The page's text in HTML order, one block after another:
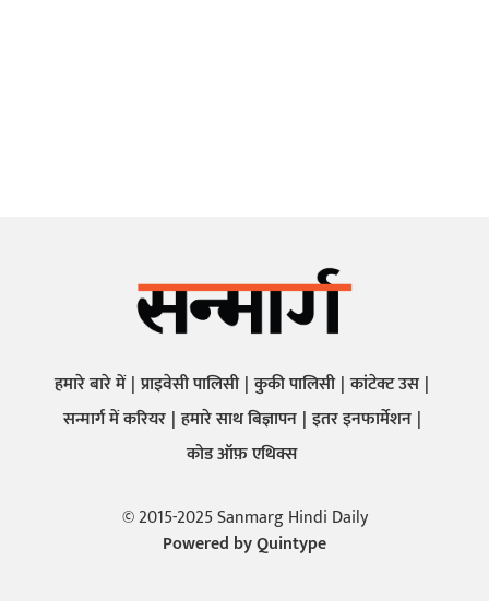
हमारे बारे में प्राइवेसी पालिसी कुकी पालिसी कांटेक्ट उस
सन्मार्ग में करियर हमारे साथ बिज्ञापन इतर इनफार्मेशन
कोड ऑफ़ एथिक्स
© 2015-2025 Sanmarg Hindi Daily
Powered byQuintype